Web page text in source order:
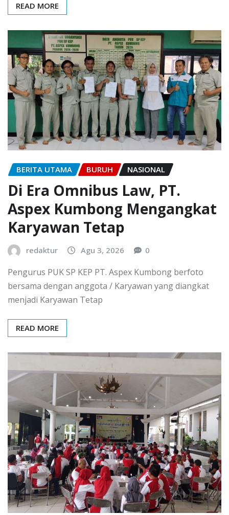
READ MORE
BERITA UTAMA BURUH NASIONAL
Di Era Omnibus Law, PT.
Aspex Kumbong Mengangkat
Karyawan Tetap
redaktur Agu 3, 2026 0
Pengurus PUK SP KEP PT. Aspex Kumbong berfoto
bersama dengan anggota / Karyawan yang diangkat
menjadi Karyawan Tetap
READ MORE